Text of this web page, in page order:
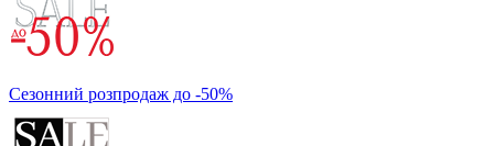
Сезонний розпродаж до -50%